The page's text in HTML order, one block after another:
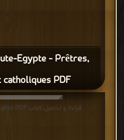
Egypte - Prêtres,
PDF
قراءة و تحميل كتاب Viaggio in Egitto PDF مجانا